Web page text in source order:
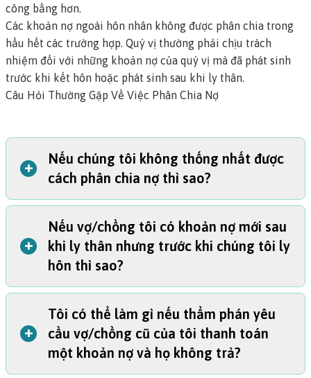
công bằng hơn.
Các khoản nợ ngoài hôn nhân không được phân chia trong
hầu hết các trường hợp. Quý vị thường phải chịu trách
nhiệm đối với những khoản nợ của quý vị mà đã phát sinh
trước khi kết hôn hoặc phát sinh sau khi ly thân.
Câu Hỏi Thường Gặp Về Việc Phân Chia Nợ
Nếu chúng tôi không thống nhất được
cách phân chia nợ thì sao?
+
Nếu một cặp đôi đã kết hôn không thể quyết định cách
phân chia nợ, thẩm phán sẽ quyết định cho họ dựa trên
các luật của Oregon. Trong hầu hết các trường hợp, cả hai
đã vay khoản nợ đó.
Thẩm phán sẽ cố gắng phân chia món nợ sao cho công
bằng và thực tế. Sau đây là một số ví dụ về những tình
Nếu vợ/chồng tôi có khoản nợ mới sau
khi ly thân nhưng trước khi chúng tôi ly
hôn thì sao?
+
Hầu hết các thẩm phán sẽ không buộc quý vị trả những
khoản nợ mới mà vợ/chồng của quý vị phát sinh sau khi ly
Tôi có thể làm gì nếu thẩm phán yêu
cầu vợ/chồng cũ của tôi thanh toán
một khoản nợ và họ không trả?
+